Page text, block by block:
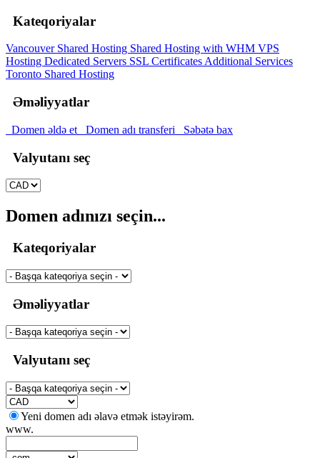
Kateqoriyalar
Vancouver Shared Hosting Shared Hosting with WHM VPS
Hosting Dedicated Servers SSL CertificatesAdditional Services
Toronto Shared Hosting
Əməliyyatlar
Domen əldə et Domen adı transferi Səbətə bax
Valyutanı seç
Domen adınızı seçin...
Kateqoriyalar
Əməliyyatlar
Valyutanı seç
Yeni domen adı əlavə etmək istəyirəm.
www.